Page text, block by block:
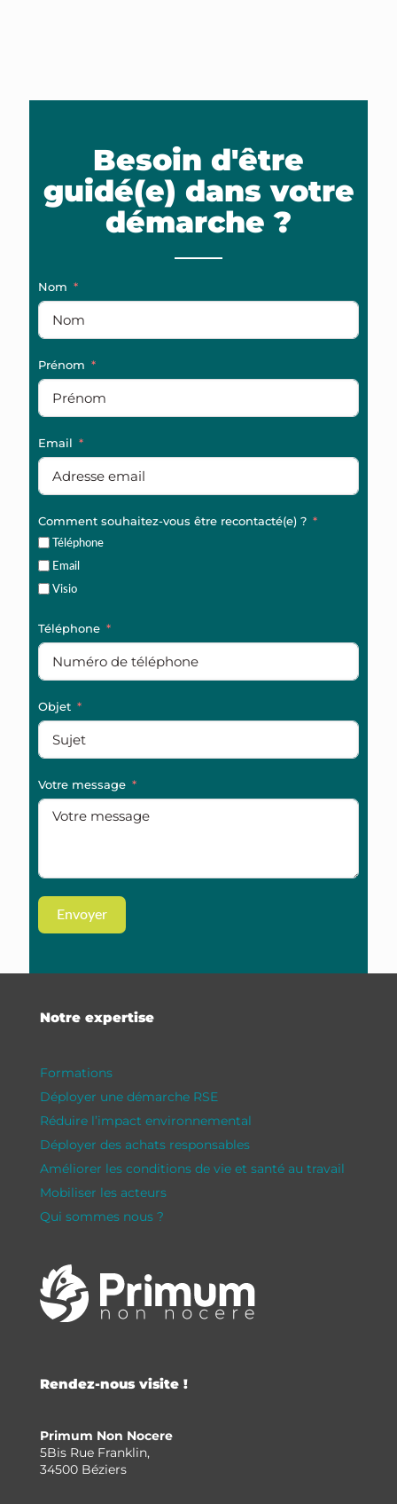
Besoin d'être
guidé(e) dans votre
démarche ?
Nom
Prénom
Email
Comment souhaitez-vous être recontacté(e) ?
Téléphone
Email
Visio
Téléphone
Objet
Votre message
Envoyer
Notre expertise
Formations
Déployer une démarche RSE
Réduire l’impact environnemental
Déployer des achats responsables
Améliorer les conditions de vie et santé au travail
Mobiliser les acteurs
Qui sommes nous ?
Rendez-nous visite !
Primum Non Nocere
5Bis Rue Franklin,
34500 Béziers